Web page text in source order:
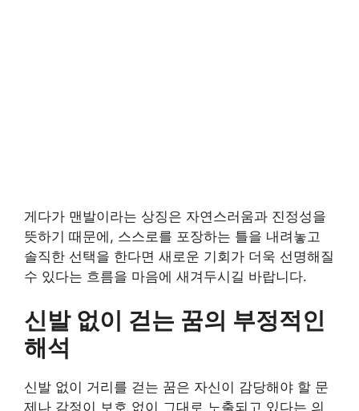
게다가 맨발이라는 상징은 자연스러움과 진정성을
뜻하기 때문에, 스스로를 포장하는 틀을 내려놓고
솔직한 선택을 한다면 새로운 기회가 더욱 선명해질
수 있다는 흐름을 마음에 새겨두시길 바랍니다.
신발 없이 걷는 꿈의 부정적인
해석
신발 없이 거리를 걷는 꿈은 자신이 감당해야 할 문
제나 감정이 보호 없이 그대로 노출되고 있다는 의